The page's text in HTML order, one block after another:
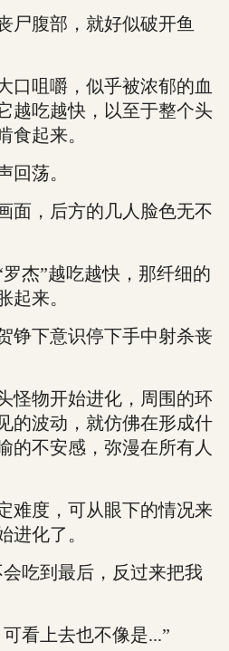
腹部，就好似破开鱼
咀嚼，似乎被浓郁的血
越吃越快，以至于整个头
食起来。
荡。
，后方的几人脸色无不
”越吃越快，那纤细的
起来。
下意识停下手中射杀丧
物开始进化，周围的环
的波动，就仿佛在形成什
的不安感，弥漫在所有人
度，可从眼下的情况来
进化了。
吃到最后，反过来把我
看上去也不像是...”